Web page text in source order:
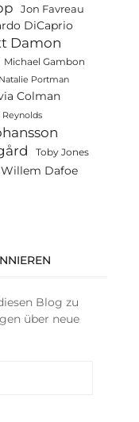
Jon Favreau
DiCaprio
Damon
Michael Gambon
Natalie Portman
Colman
Reynolds
Toby Jones
Willem Dafoe
Blog zu
über neue